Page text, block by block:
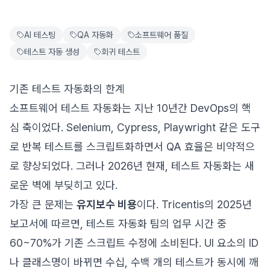
AI 테스팅 QA 자동화
소프트웨어 품질
테스트 자동 생성
회귀 테스트
기존 테스트 자동화의 한계
소프트웨어 테스트 자동화는 지난 10년간 DevOps의 핵
심 축이었다. Selenium, Cypress, Playwright 같은 도구
로 반복 테스트를 스크립트화하면서 QA 효율은 비약적으
로 향상되었다. 그러나 2026년 현재, 테스트 자동화는 새
로운 벽에 부딪히고 있다.
가장 큰 문제는 유지보수 비용이다. Tricentis의 2025년
보고서에 따르면, 테스트 자동화 팀의 업무 시간 중
60~70%가 기존 스크립트 수정에 소비된다. UI 요소의 ID
나 클래스명이 바뀌면 수십, 수백 개의 테스트가 동시에 깨